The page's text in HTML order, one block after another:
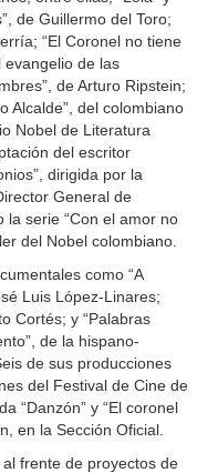
de Guillermo del Toro;
“El Coronel no tiene
evangelio de las
de Arturo Ripstein;
Alcalde”, del colombiano
Nobel de Literatura
del escritor
dirigida por la
General de
la serie “Con el amor no
del Nobel colombiano.
como “A
Luis López-Linares;
Cortés; y “Palabras
de la hispano-
de sus producciones
del Festival de Cine de
“Danzón” y “El coronel
en la Sección Oficial.
frente de proyectos de